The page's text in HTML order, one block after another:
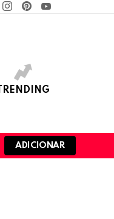
TRENDING
ADICIONAR